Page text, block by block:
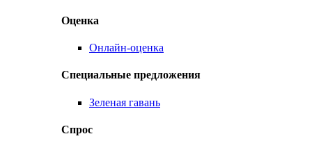
Оценка
Онлайн-оценка
Специальные предложения
Зеленая гавань
Спрос